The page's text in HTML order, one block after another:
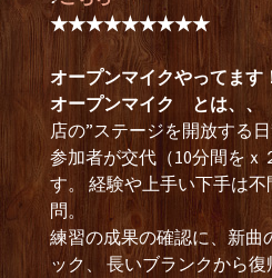
★★★★★★★★★
オープンマイクやってます
オープンマイク とは、、
店の”ステージを開放する
参加者が交代（10分間をｘ
す。 経験や上手い下手は
問。
練習の成果の確認に、新曲
ック、 長いブランクから